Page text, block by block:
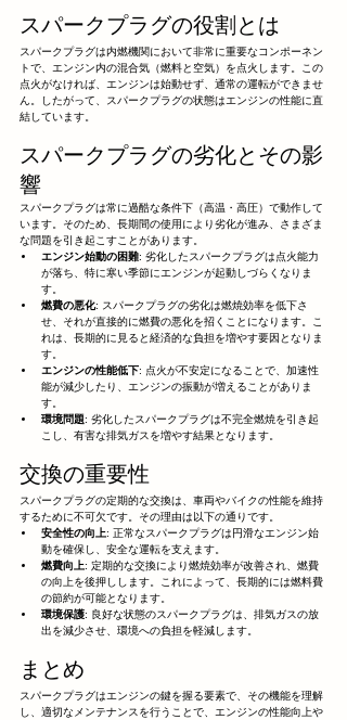
スパークプラグの役割とは
スパークプラグは内燃機関において非常に重要なコンポーネン
トで、エンジン内の混合気（燃料と空気）を点火します。この
点火がなければ、エンジンは始動せず、通常の運転ができませ
ん。したがって、スパークプラグの状態はエンジンの性能に直
結しています。
スパークプラグの劣化とその影
響
スパークプラグは常に過酷な条件下（高温・高圧）で動作して
います。そのため、長期間の使用により劣化が進み、さまざま
な問題を引き起こすことがあります。
エンジン始動の困難: 劣化したスパークプラグは点火能力
が落ち、特に寒い季節にエンジンが起動しづらくなりま
す。
燃費の悪化: スパークプラグの劣化は燃焼効率を低下さ
せ、それが直接的に燃費の悪化を招くことになります。こ
れは、長期的に見ると経済的な負担を増やす要因となりま
す。
エンジンの性能低下: 点火が不安定になることで、加速性
能が減少したり、エンジンの振動が増えることがありま
す。
環境問題: 劣化したスパークプラグは不完全燃焼を引き起
こし、有害な排気ガスを増やす結果となります。
交換の重要性
スパークプラグの定期的な交換は、車両やバイクの性能を維持
するために不可欠です。その理由は以下の通りです。
安全性の向上: 正常なスパークプラグは円滑なエンジン始
動を確保し、安全な運転を支えます。
燃費向上: 定期的な交換により燃焼効率が改善され、燃費
の向上を後押しします。これによって、長期的には燃料費
の節約が可能となります。
環境保護: 良好な状態のスパークプラグは、排気ガスの放
出を減少させ、環境への負担を軽減します。
まとめ
スパークプラグはエンジンの鍵を握る要素で、その機能を理解
し、適切なメンテナンスを行うことで、エンジンの性能向上や